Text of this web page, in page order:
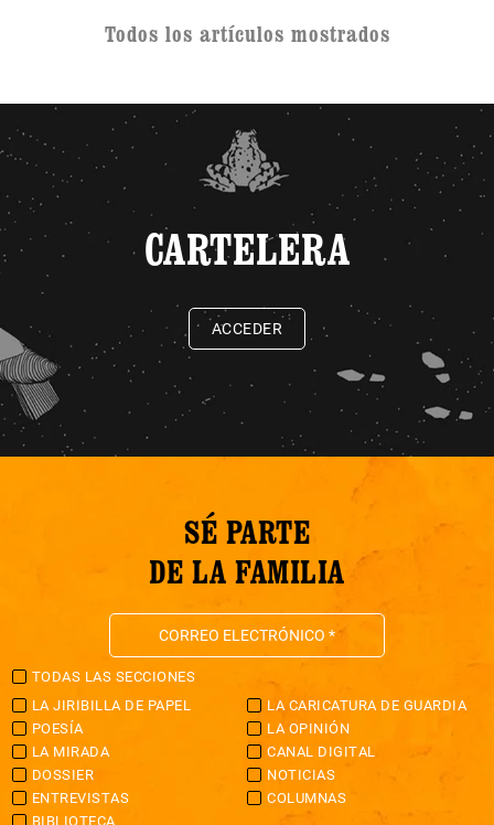
Todos los artículos mostrados
CARTELERA
ACCEDER
SÉ PARTE
DE LA FAMILIA
TODAS LAS SECCIONES
LA JIRIBILLA DE PAPEL
LA CARICATURA DE GUARDIA
POESÍA
LA OPINIÓN
LA MIRADA
CANAL DIGITAL
DOSSIER
NOTICIAS
ENTREVISTAS
COLUMNAS
BIBLIOTECA